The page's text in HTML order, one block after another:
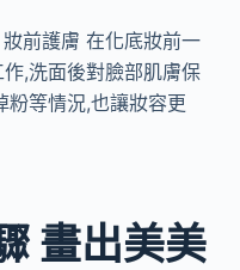
前護膚 在化底妝前一
,洗面後對臉部肌膚保
粉等情況,也讓妝容更
畫出美美